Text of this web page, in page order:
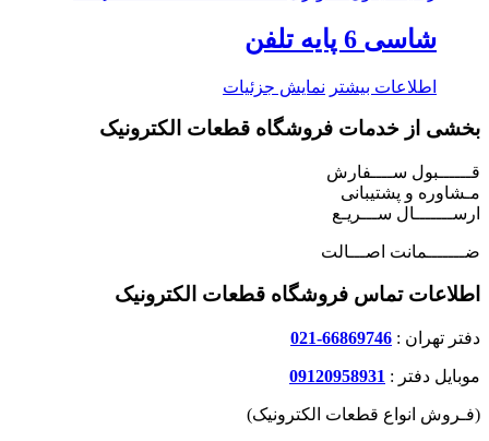
شاسی 6 پایه تلفن
اطلاعات بیشتر نمایش جزئیات
بخشی از خدمات فروشگاه قطعات الکترونیک
قــــــبول ســــفارش
مـشاوره و پشتیبانی
ارســـــــال ســـریـع
ضـــــــمانت اصـــالت
اطلاعات تماس فروشگاه قطعات الکترونیک
دفتر تهران : 66869746-021
موبایل دفتر : 09120958931
(فـروش انواع قطعات الکترونیک)